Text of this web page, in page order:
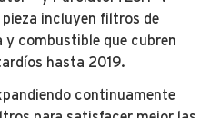
incluyen filtros de
y combustible que cubren
hasta 2019.
continuamente